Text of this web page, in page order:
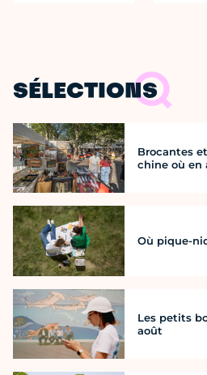
SÉLECTIONS
Brocantes
chine où en
Où pique-
Les petits
août